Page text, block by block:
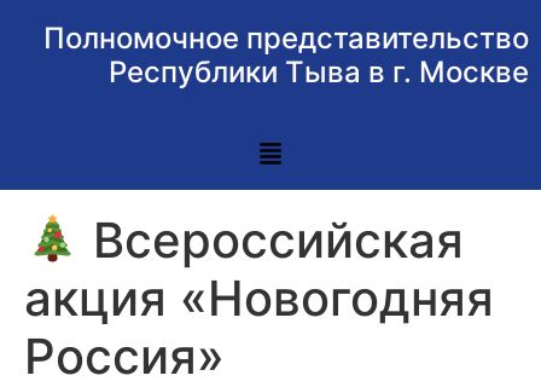
Полномочное представительство
Республики Тыва в г. Москве
Всероссийская
акция «Новогодняя
Россия»